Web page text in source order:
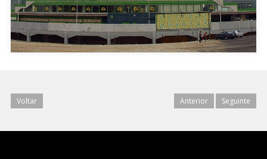
Voltar Anterior Seguinte